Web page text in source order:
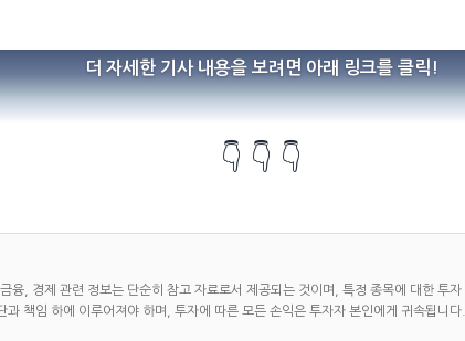
더 자세한 기사 내용을 보려면 아래 링크를 클릭!
👇 👇 👇
융, 경제 관련 정보는 단순히 참고 자료로서 제공되는 것이며, 특정 종목에 대한 투
과 책임 하에 이루어져야 하며, 투자에 따른 모든 손익은 투자자 본인에게 귀속됩니다.